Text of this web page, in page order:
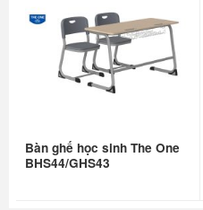
Bàn ghế học sinh The One
BHS44/GHS43